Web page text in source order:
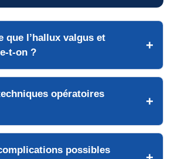
que l’hallux valgus et
t-on ?
opératoires
possibles